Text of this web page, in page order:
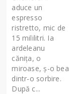
aduce un
espresso
ristretto, mic de
15 mililitri. Ia
ardeleanu
cănița, o
miroase, ș-o bea
dintr-o sorbire.
După c...